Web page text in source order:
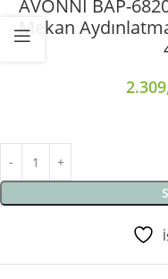
AVONNI BAP-
Mekan